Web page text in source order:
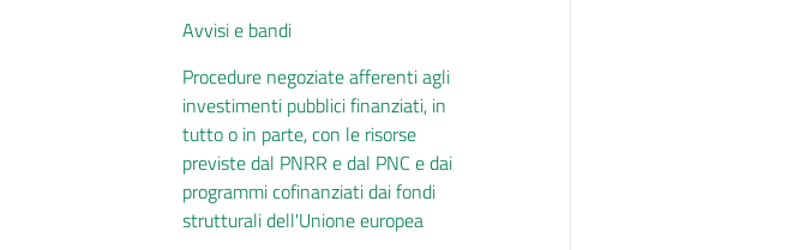
Avvisi e bandi
Procedure negoziate afferenti agli
investimenti pubblici finanziati, in
tutto o in parte, con le risorse
previste dal PNRR e dal PNC e dai
programmi cofinanziati dai fondi
strutturali dell'Unione europea